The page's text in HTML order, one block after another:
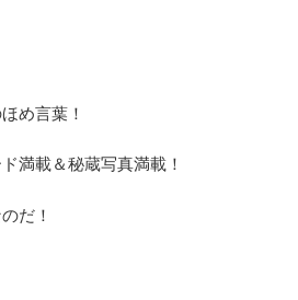
め言葉！
満載＆秘蔵写真満載！
だ！